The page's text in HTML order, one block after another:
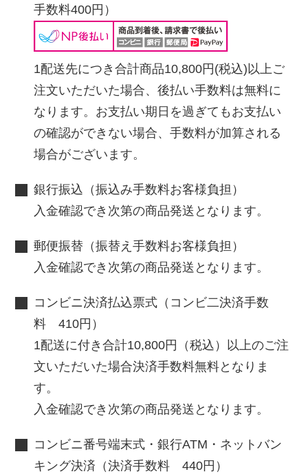
手数料400円）
1配送先につき合計商品10,800円(税込)以上ご
注文いただいた場合、後払い手数料は無料に
なります。お支払い期日を過ぎてもお支払い
の確認ができない場合、手数料が加算される
場合がございます。
銀行振込（振込み手数料お客様負担）
入金確認でき次第の商品発送となります。
郵便振替（振替え手数料お客様負担）
入金確認でき次第の商品発送となります。
コンビニ決済払込票式（コンビ二決済手数
料 410円）
1配送に付き合計10,800円（税込）以上のご注
文いただいた場合決済手数料無料となりま
す。
入金確認でき次第の商品発送となります。
コンビニ番号端末式・銀行ATM・ネットバン
キング決済（決済手数料 440円）